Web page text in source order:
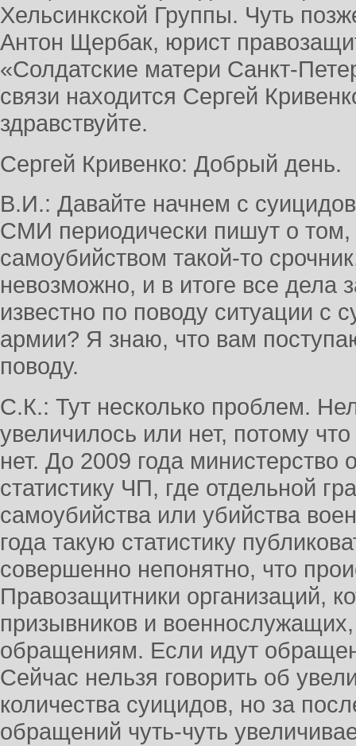
Хельсинкской Группы. Чуть
Антон Щербак, юрист
«Солдатские матери Санкт-
связи находится Сергей
здравствуйте.
Сергей Кривенко: Добрый день.
В.И.: Давайте начнем с
СМИ периодически пишут о том,
самоубийством такой-то
невозможно, и в итоге все дела
известно по поводу ситуации с
армии? Я знаю, что вам
поводу.
С.К.: Тут несколько проблем.
увеличилось или нет, потому
нет. До 2009 года министерство
статистику ЧП, где отдельной
самоубийства или убийства
года такую статистику
совершенно непонятно, что
Правозащитники организаций,
призывников и
обращениям. Если идут
Сейчас нельзя говорить об
количества суицидов, но за
обращений чуть-чуть